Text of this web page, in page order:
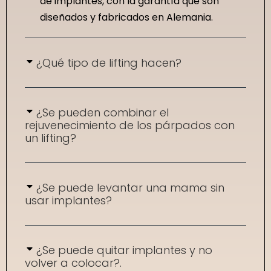
diseñados y fabricados en Alemania.
¿Qué tipo de lifting hacen?
¿Se pueden combinar el
rejuvenecimiento de los párpados con
un lifting?
¿Se puede levantar una mama sin
usar implantes?
¿Se puede quitar implantes y no
volver a colocar?.